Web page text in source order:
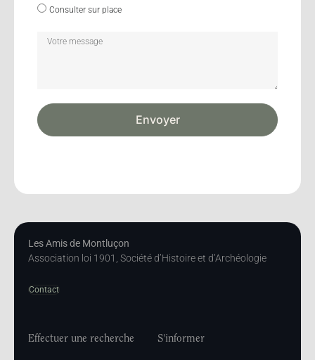
Consulter sur place
Envoyer
Les Amis de Montluçon
Association loi 1901, Société d’Histoire et d’Archéologie
Contact
Effectuer une recherche S'informer